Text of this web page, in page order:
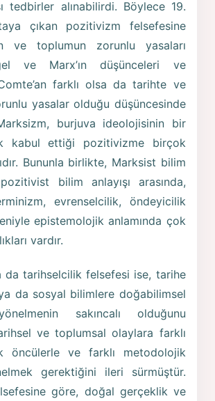
tedbirler alınabilirdi. Böylece 19.
çıkan pozitivizm felsefesine
ve toplumun zorunlu yasaları
ve Marx’ın düşünceleri ve
farklı olsa da tarihte ve
yasalar olduğu düşüncesinde
burjuva ideolojisinin bir
kabul ettiği pozitivizme birçok
Bununla birlikte, Marksist bilim
bilim anlayışı arasında,
evrenselcilik, öndeyicilik
epistemolojik anlamında çok
vardır.
da tarihselcilik felsefesi ise, tarihe
da sosyal bilimlere doğabilimsel
sakıncalı olduğunu
ve toplumsal olaylara farklı
öncülerle ve farklı metodolojik
gerektiğini ileri sürmüştür.
göre, doğal gerçeklik ve